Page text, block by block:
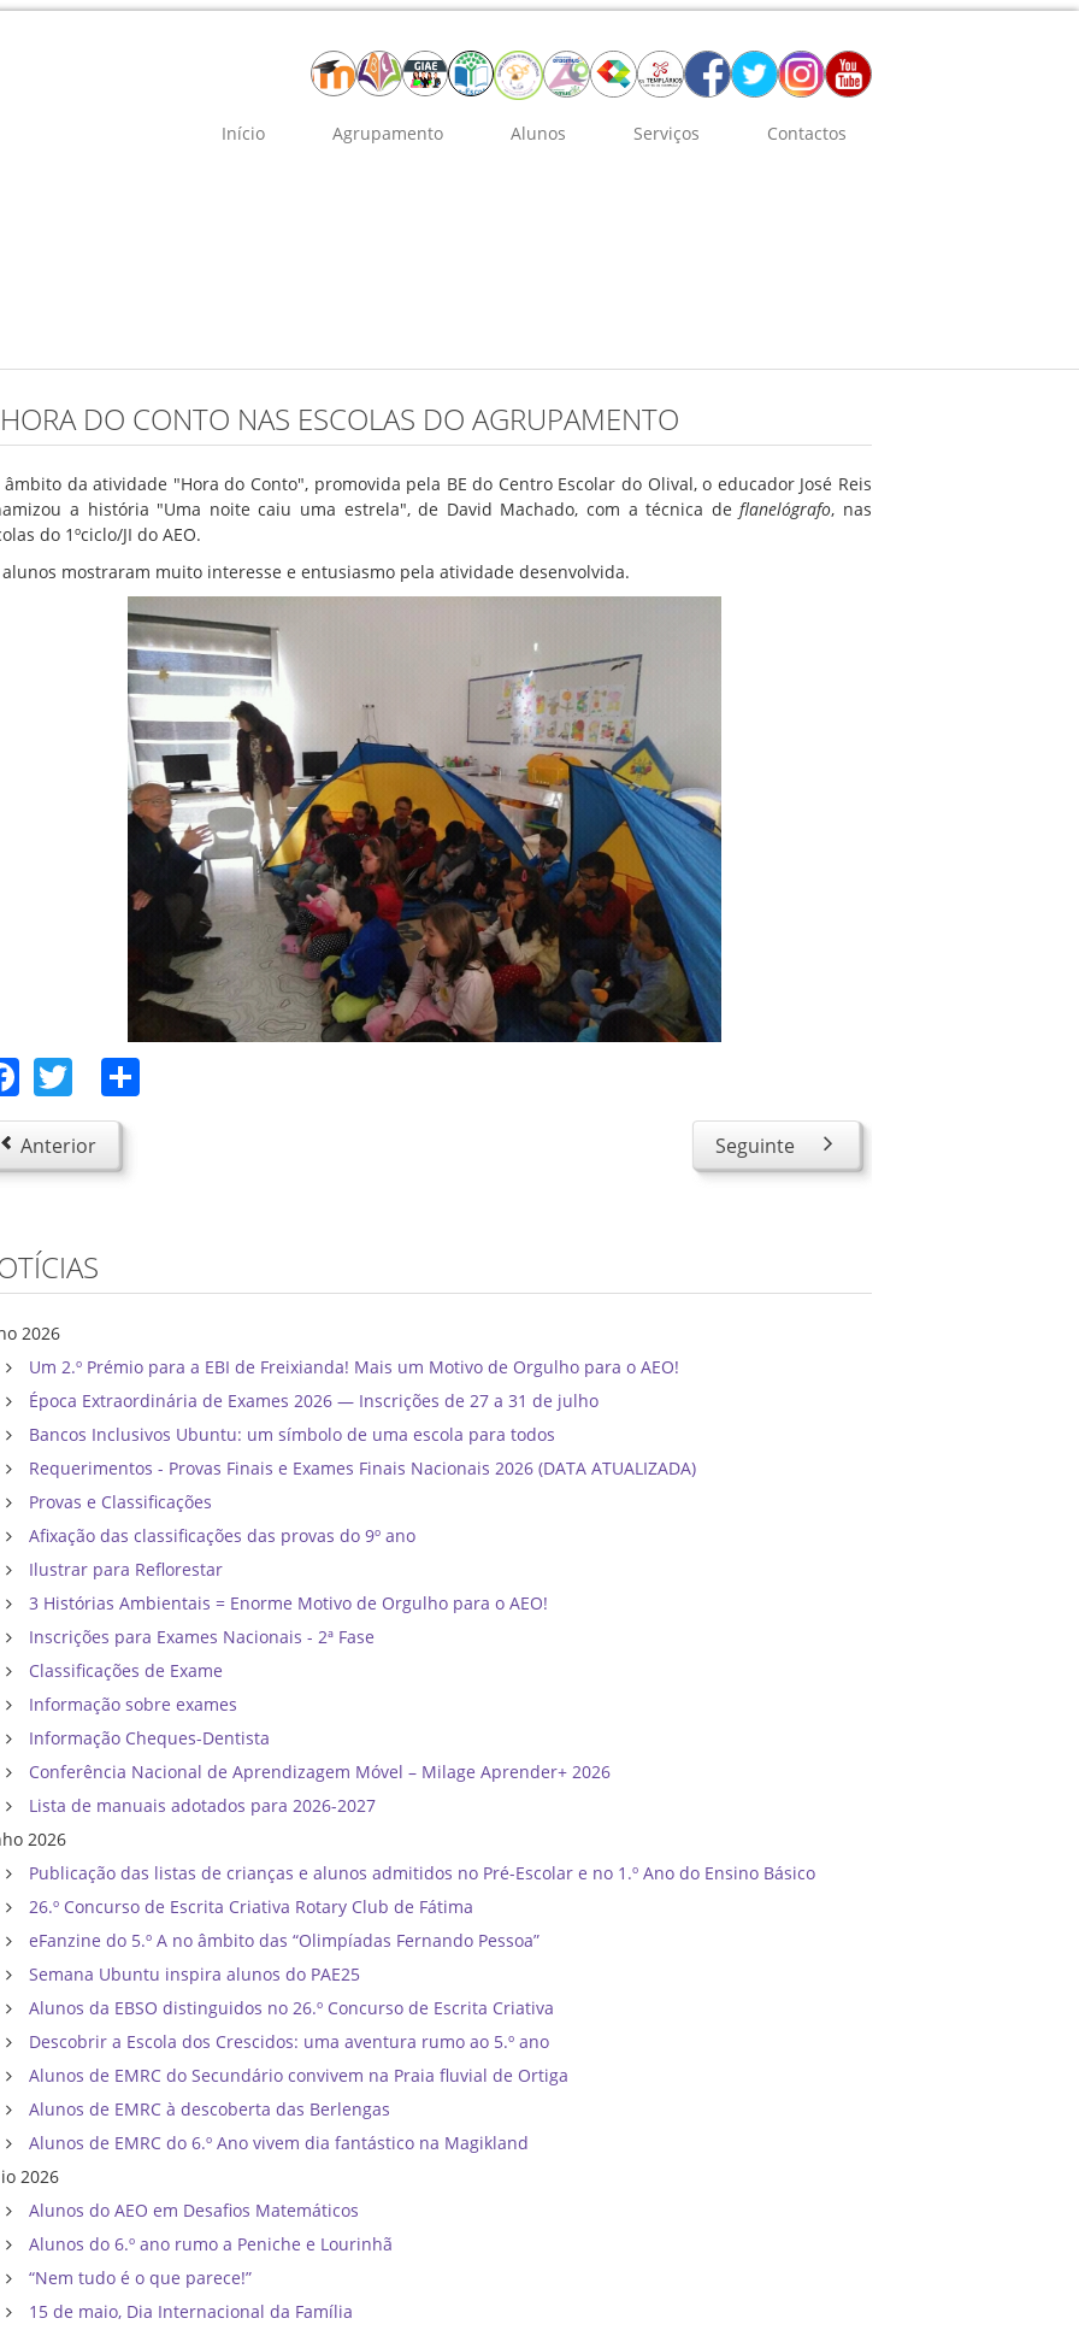
Início Agrupamento Alunos Serviços Contactos
DO CONTO NAS ESCOLAS DO AGRUPAMENTO
âmbito da atividade "Hora do Conto", promovida pela BE do Centro Escolar do Olival, o educador José Reis
a história "Uma noite caiu uma estrela", de David Machado, com a técnica deflanelógrafo, nas
do 1ºciclo/JI do AEO.
alunos mostraram muito interesse e entusiasmo pela atividade desenvolvida.
Facebook
Twitter
Anterior Seguinte
2026
Um 2.º Prémio para a EBI de Freixianda! Mais um Motivo de Orgulho para o AEO!
Época Extraordinária de Exames 2026 — Inscrições de 27 a 31 de julho
Bancos Inclusivos Ubuntu: um símbolo de uma escola para todos
Requerimentos - Provas Finais e Exames Finais Nacionais 2026 (DATA ATUALIZADA)
Provas e Classificações
Afixação das classificações das provas do 9º ano
Ilustrar para Reflorestar
3 Histórias Ambientais = Enorme Motivo de Orgulho para o AEO!
Inscrições para Exames Nacionais - 2ª Fase
Classificações de Exame
Informação sobre exames
Informação Cheques-Dentista
Conferência Nacional de Aprendizagem Móvel – Milage Aprender+ 2026
Lista de manuais adotados para 2026-2027
2026
Publicação das listas de crianças e alunos admitidos no Pré-Escolar e no 1.º Ano do Ensino Básico
26.º Concurso de Escrita Criativa Rotary Club de Fátima
eFanzine do 5.º A no âmbito das “Olimpíadas Fernando Pessoa”
Semana Ubuntu inspira alunos do PAE25
Alunos da EBSO distinguidos no 26.º Concurso de Escrita Criativa
Descobrir a Escola dos Crescidos: uma aventura rumo ao 5.º ano
Alunos de EMRC do Secundário convivem na Praia fluvial de Ortiga
Alunos de EMRC à descoberta das Berlengas
Alunos de EMRC do 6.º Ano vivem dia fantástico na Magikland
2026
Alunos do AEO em Desafios Matemáticos
Alunos do 6.º ano rumo a Peniche e Lourinhã
“Nem tudo é o que parece!”
15 de maio, Dia Internacional da Família